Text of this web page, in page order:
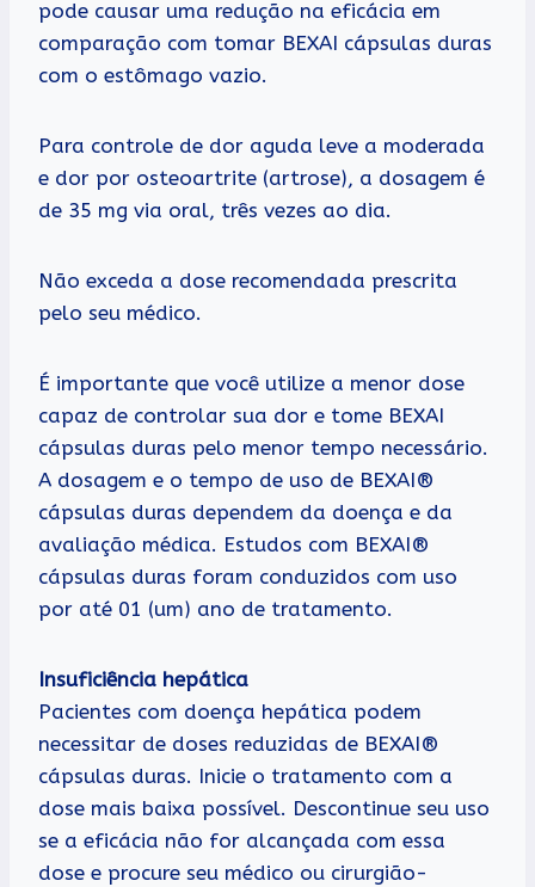
pode causar uma redução na eficácia em
comparação com tomar BEXAI cápsulas duras
com o estômago vazio.
Para controle de dor aguda leve a moderada
e dor por osteoartrite (artrose), a dosagem é
de 35 mg via oral, três vezes ao dia.
Não exceda a dose recomendada prescrita
pelo seu médico.
É importante que você utilize a menor dose
capaz de controlar sua dor e tome BEXAI
cápsulas duras pelo menor tempo necessário.
A dosagem e o tempo de uso de BEXAI®
cápsulas duras dependem da doença e da
avaliação médica. Estudos com BEXAI®
cápsulas duras foram conduzidos com uso
por até 01 (um) ano de tratamento.
Insuficiência hepática
Pacientes com doença hepática podem
necessitar de doses reduzidas de BEXAI®
cápsulas duras. Inicie o tratamento com a
dose mais baixa possível. Descontinue seu uso
se a eficácia não for alcançada com essa
dose e procure seu médico ou cirurgião-